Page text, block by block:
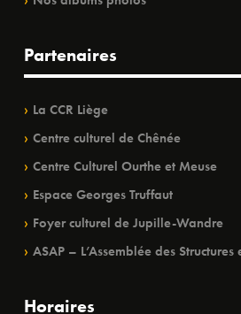
Partenaires
La CCR Liège
Centre culturel de Chênée
Centre Culturel Ourthe et Meuse
Espace Georges Truffaut
Foyer culturel de Jupille-Wandre
ASAP – L’Assemblée des
Horaires